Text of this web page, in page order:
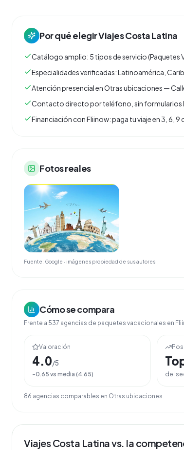
Por qué elegirViajes Costa Latina
Catálogo amplio: 5 tipos de servicio (Paquetes
Especialidades verificadas: Latinoamérica,
Atención presencial en Otras ubicaciones —
Contacto directo por teléfono, sin formularios
Financiación con Fliinow: paga tu viaje en 3, 6,
Fotos reales
Fuente: Google · imágenes propiedad de sus autores
Cómo se compara
Frente a 537 agencias de paquetes vacacionales en
Valoración
4.0/5
-0.65 vs media (4.65) del
86 agencias comparables en Otras ubicaciones
Viajes Costa Latinavs. la